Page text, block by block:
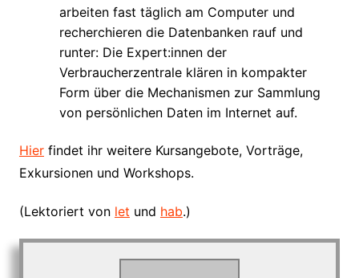
arbeiten fast täglich am Computer und
recherchieren die Datenbanken rauf und
runter: Die Expert:innen der
Verbraucherzentrale klären in kompakter
Form über die Mechanismen zur Sammlung
von persönlichen Daten im Internet auf.
Hierfindet ihr weitere Kursangebote, Vorträge,
Exkursionen und Workshops.
(Lektoriert von let und hab.)